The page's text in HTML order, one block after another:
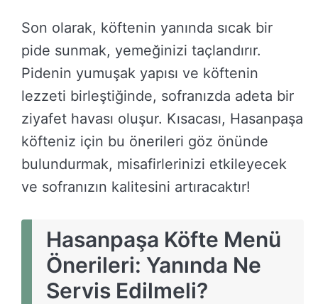
Son olarak, köftenin yanında sıcak bir
pide sunmak, yemeğinizi taçlandırır.
Pidenin yumuşak yapısı ve köftenin
lezzeti birleştiğinde, sofranızda adeta bir
ziyafet havası oluşur. Kısacası, Hasanpaşa
köfteniz için bu önerileri göz önünde
bulundurmak, misafirlerinizi etkileyecek
ve sofranızın kalitesini artıracaktır!
Hasanpaşa Köfte Menü
Önerileri: Yanında Ne
Servis Edilmeli?